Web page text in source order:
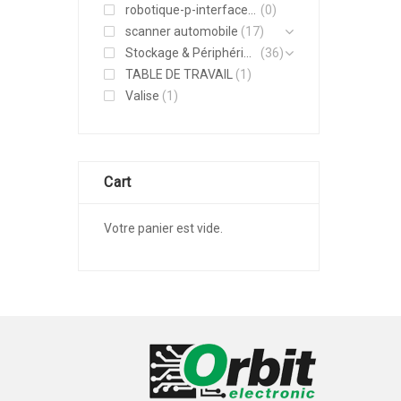
robotique-p-interface-moteurs-actionneurs
(0)
scanner automobile (17)
Stockage & Périphériques
(36)
TABLE DE TRAVAIL (1)
Valise (1)
Cart
Votre panier est vide.